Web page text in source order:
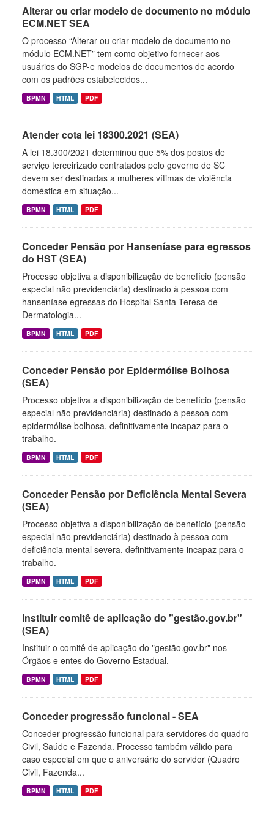
Alterar ou criar modelo de documento no módulo
ECM.NET SEA
O processo “Alterar ou criar modelo de documento no
módulo ECM.NET” tem como objetivo fornecer aos
usuários do SGP-e modelos de documentos de acordo
com os padrões estabelecidos...
BPMN HTML PDF
Atender cota lei 18300.2021 (SEA)
A lei 18.300/2021 determinou que 5% dos postos de
serviço terceirizado contratados pelo governo de SC
devem ser destinadas a mulheres vítimas de violência
doméstica em situação...
BPMN HTML PDF
Conceder Pensão por Hanseníase para egressos
do HST (SEA)
Processo objetiva a disponibilização de benefício (pensão
especial não previdenciária) destinado à pessoa com
hanseníase egressas do Hospital Santa Teresa de
Dermatologia...
BPMN HTML PDF
Conceder Pensão por Epidermólise Bolhosa
(SEA)
Processo objetiva a disponibilização de benefício (pensão
especial não previdenciária) destinado à pessoa com
epidermólise bolhosa, definitivamente incapaz para o
trabalho.
BPMN HTML PDF
Conceder Pensão por Deficiência Mental Severa
(SEA)
Processo objetiva a disponibilização de benefício (pensão
especial não previdenciária) destinado à pessoa com
deficiência mental severa, definitivamente incapaz para o
trabalho.
BPMN HTML PDF
Instituir comitê de aplicação do "gestão.gov.br"
(SEA)
Instituir o comitê de aplicação do "gestão.gov.br" nos
Órgãos e entes do Governo Estadual.
BPMN HTML PDF
Conceder progressão funcional - SEA
Conceder progressão funcional para servidores do quadro
Civil, Saúde e Fazenda. Processo também válido para
caso especial em que o aniversário do servidor (Quadro
Civil, Fazenda...
BPMN HTML PDF